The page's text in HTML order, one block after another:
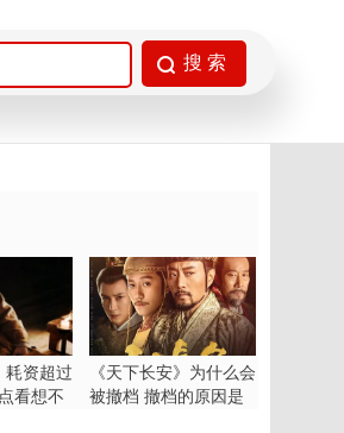
耗资超过
看想不
《天下长安》为什么会
被撤档 撤档的原因是